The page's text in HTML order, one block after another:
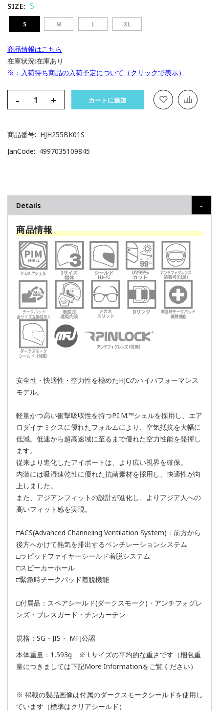
SIZE S
S M L XL
商品情報はこちら
在庫状況:在庫あり
※：入荷待ち商品の入荷予定について（クリックで表示）
- + カートに追加
商品番号
HJH255BK01S
JanCode
4997035109845
Details
商品情報
安全性・快適性・空力性を極めたHJCのハイパフォーマンス
モデル。
軽量かつ高い衝撃吸収性を持つP.I.M.™シェルを採用し、エア
ロダイナミクスに優れたフォルムにより、空気抵抗を大幅に
低減。低速から超高速域に至るまで優れた空力性能を発揮し
ます。
従来より進化したアイポートは、より広い視界を確保。
内装には吸湿速乾性に優れた抗菌素材を採用し、快適性が向
上しました。
また、アジアンフィットの設計が進化し、よりアジア人への
高いフィット感を実現。
□ACS(Advanced Channeling Ventilation System)：前方から
後方へかけて熱気を排出するベンチレーションシステム
□ラピッドファイヤーシールド着脱システム
□スピーカーホール
□緊急時チークパッド着脱機能
□付属品：スペアシールド(ダークスモーク)・アンチフォグレ
ンズ・ブレスガード・チンカーテン
規格：SG・JIS・ MFJ公認
本体重量：1,593g ※ Lサイズの平均的な重さです（梱包重
量につきましては下記More Informationをご覧ください）
※ 掲載の製品画像は付属のダークスモークシールドを使用し
ています（標準はクリアシールド）